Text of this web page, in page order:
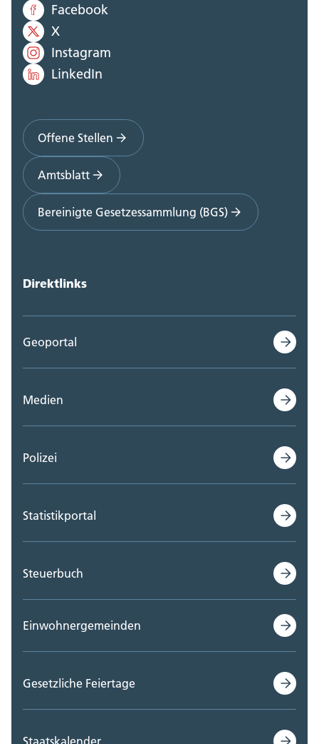
Facebook
X
Instagram
LinkedIn
Offene Stellen
Amtsblatt
Bereinigte Gesetzessammlung (BGS)
Direktlinks
Geoportal
Medien
Polizei
Statistikportal
Steuerbuch
Einwohnergemeinden
Gesetzliche Feiertage
Staatskalender